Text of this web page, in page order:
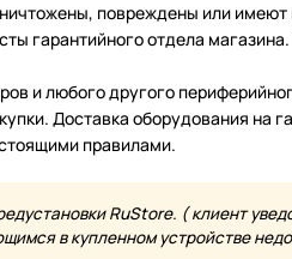
повреждены или имеют
гарантийного отдела
и любого другого
Доставка оборудования на
правилами.
RuStore. ( клиент
в купленном устройстве